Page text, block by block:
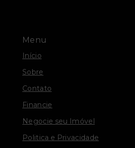
Menu
Início
Sobre
Contato
Financie
Negocie seu Imóvel
Politica e Privacidade